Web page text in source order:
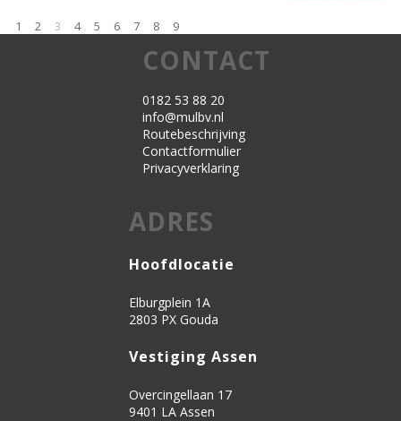
1 2 3 4 5 6 7 8 9
CONTACT
0182 53 88 20
info@mulbv.nl
Routebeschrijving
Contactformulier
Privacyverklaring
ADRES
Hoofdlocatie
Elburgplein 1A
2803 PX Gouda
Vestiging Assen
Overcingellaan 17
9401 LA Assen